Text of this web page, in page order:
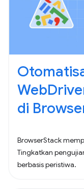
di
BrowserStack
Tingkatkan
berbasis peristiwa.